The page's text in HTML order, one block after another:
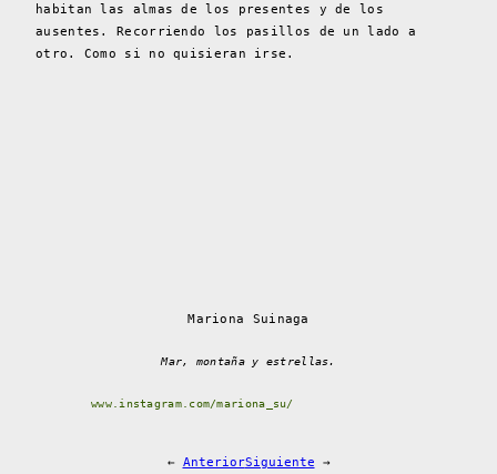
habitan las almas de los presentes y de los
ausentes. Recorriendo los pasillos de un lado a
otro. Como si no quisieran irse.
Mariona Suinaga
Mar, montaña y estrellas.
www.instagram.com/mariona_su/
← AnteriorSiguiente →